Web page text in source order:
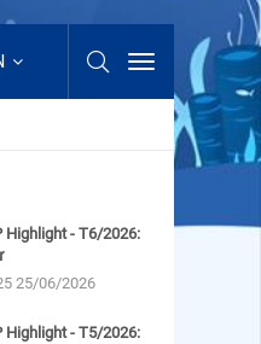
Highlight - T6/2026:
25/06/2026
Highlight - T5/2026: